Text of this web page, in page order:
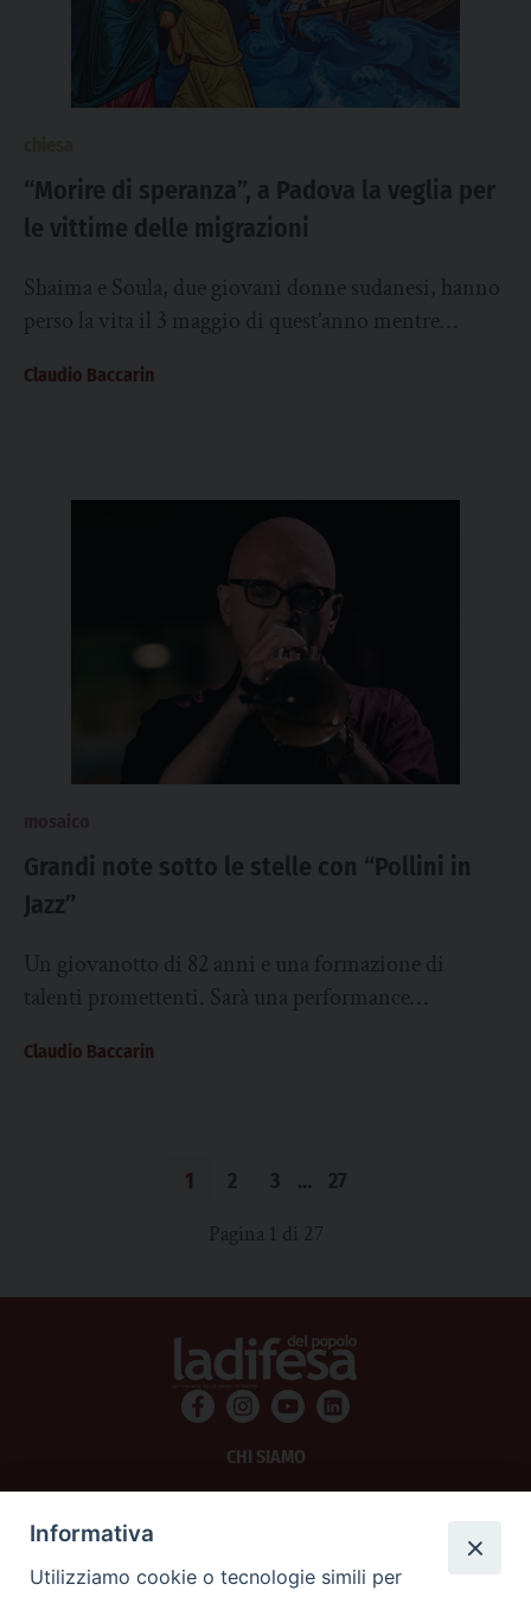
“Morire di speranza”, a Padova la veglia per
le vittime delle migrazioni
Shaima e Soula, due giovani donne sudanesi, hanno
perso la vita il 3 maggio di quest’anno mentre
Claudio Baccarin
Grandi note sotto le stelle con “Pollini in
Jazz”
Un giovanotto di 82 anni e una formazione di
talenti promettenti. Sarà una performance
Claudio Baccarin
1 2 3 … 27
Pagina 1 di 27
CHI SIAMO
Informativa
Utilizziamo cookie o tecnologie simili per